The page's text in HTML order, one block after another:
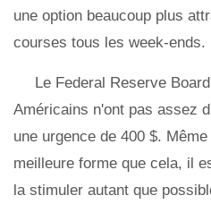
une option beaucoup plus
courses tous les week-ends.
Le Federal Reserve
Américains n'ont pas assez
une urgence de 400 $.
meilleure forme que cela, il
la stimuler autant que